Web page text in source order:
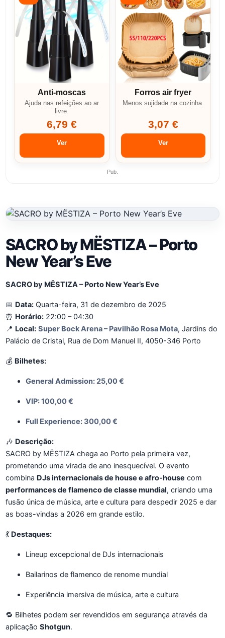
Anti-moscas
Ajuda nas refeições ao ar
livre.
6,79 €
Ver
Forros air fryer
Menos sujidade na cozinha.
3,07 €
Ver
Pub.
SACRO by MËSTIZA – Porto
New Year’s Eve
SACRO by MËSTIZA – Porto New Year’s Eve
📅 Data: Quarta-feira, 31 de dezembro de 2025
⏰ Horário: 22:00 – 04:30
📍 Local: Super Bock Arena – Pavilhão Rosa Mota, Jardins do
Palácio de Cristal, Rua de Dom Manuel II, 4050-346 Porto
💰 Bilhetes:
General Admission: 25,00 €
VIP: 100,00 €
Full Experience: 300,00 €
🎶 Descrição:
SACRO by MËSTIZA chega ao Porto pela primeira vez,
prometendo uma virada de ano inesquecível. O evento
combina DJs internacionais de house e afro-house com
performances de flamenco de classe mundial, criando uma
fusão única de música, arte e cultura para despedir 2025 e dar
as boas-vindas a 2026 em grande estilo.
💃 Destaques:
Lineup excepcional de DJs internacionais
Bailarinos de flamenco de renome mundial
Experiência imersiva de música, arte e cultura
🔁 Bilhetes podem ser revendidos em segurança através da
aplicação Shotgun.